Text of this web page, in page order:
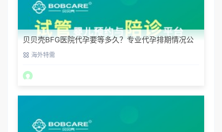
贝贝壳BFG医院代孕要等多久？专业代孕排期情况公
开 海外特需